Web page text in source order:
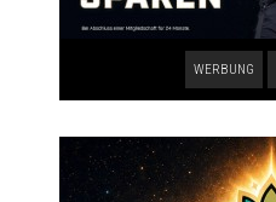
WERBUNG